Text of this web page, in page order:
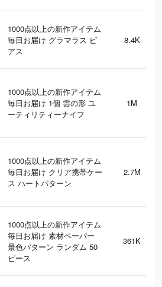
1000点以上の新作アイテム
毎日お届け グラマラス ピ
アス
8.4K
1000点以上の新作アイテム
毎日お届け 1個 雲の形 ユ
ーティリティーナイフ
1M
1000点以上の新作アイテム
毎日お届け クリア携帯ケー
ス ハートパターン
2.7M
1000点以上の新作アイテム
毎日お届け 素材ペーパー
景色パターン ランダム 50
ピース
361K